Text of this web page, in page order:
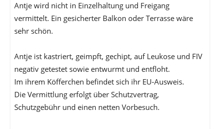
Antje wird nicht in Einzelhaltung und Freigang
vermittelt. Ein gesicherter Balkon oder Terrasse wäre
sehr schön.
Antje ist kastriert, geimpft, gechipt, auf Leukose und FIV
negativ getestet sowie entwurmt und entfloht.
Im ihrem Köfferchen befindet sich ihr EU-Ausweis.
Die Vermittlung erfolgt über Schutzvertrag,
Schutzgebühr und einen netten Vorbesuch.